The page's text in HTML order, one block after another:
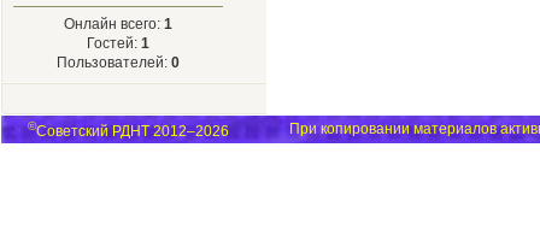
Онлайн всего: 1
Гостей: 1
Пользователей: 0
©Советский РДНТ 2012–2026 При копировании материалов